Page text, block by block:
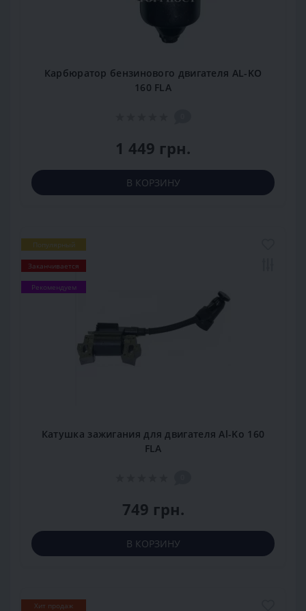
Карбюратор бензинового двигателя AL-KO
160 FLA
1 449 грн.
В КОРЗИНУ
Популярный
Заканчивается
Рекомендуем
Катушка зажигания для двигателя Al-Ko 160
FLA
749 грн.
В КОРЗИНУ
Хит продаж